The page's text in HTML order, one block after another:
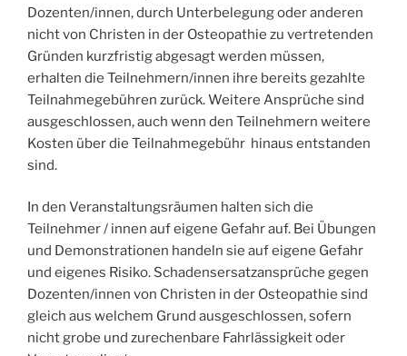
Dozenten/innen, durch Unterbelegung oder anderen
nicht von Christen in der Osteopathie zu vertretenden
Gründen kurzfristig abgesagt werden müssen,
erhalten die Teilnehmern/innen ihre bereits gezahlte
Teilnahmegebühren zurück. Weitere Ansprüche sind
ausgeschlossen, auch wenn den Teilnehmern weitere
Kosten über die Teilnahmegebühr hinaus entstanden
sind.
In den Veranstaltungsräumen halten sich die
Teilnehmer / innen auf eigene Gefahr auf. Bei Übungen
und Demonstrationen handeln sie auf eigene Gefahr
und eigenes Risiko. Schadensersatzansprüche gegen
Dozenten/innen von Christen in der Osteopathie sind
gleich aus welchem Grund ausgeschlossen, sofern
nicht grobe und zurechenbare Fahrlässigkeit oder